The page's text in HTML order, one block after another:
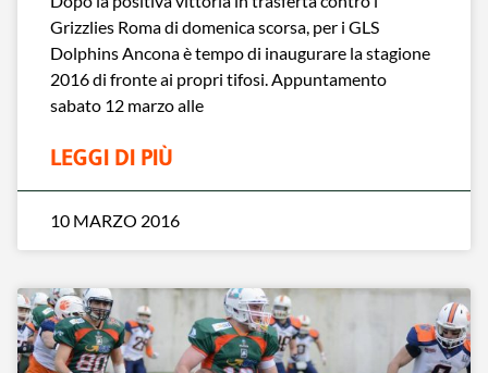
Grizzlies Roma di domenica scorsa, per i GLS
Dolphins Ancona è tempo di inaugurare la stagione
2016 di fronte ai propri tifosi. Appuntamento
sabato 12 marzo alle
LEGGI DI PIÙ
10 MARZO 2016